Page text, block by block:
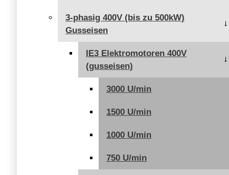
3-phasig 400V (bis zu 500kW)
Gusseisen
IE3 Elektromotoren 400V
(gusseisen)
3000 U/min
1500 U/min
1000 U/min
750 U/min